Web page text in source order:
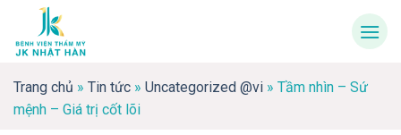
content
Trang chủ » Tin tức » Uncategorized @vi » Tầm nhìn – Sứ
mệnh – Giá trị cốt lõi